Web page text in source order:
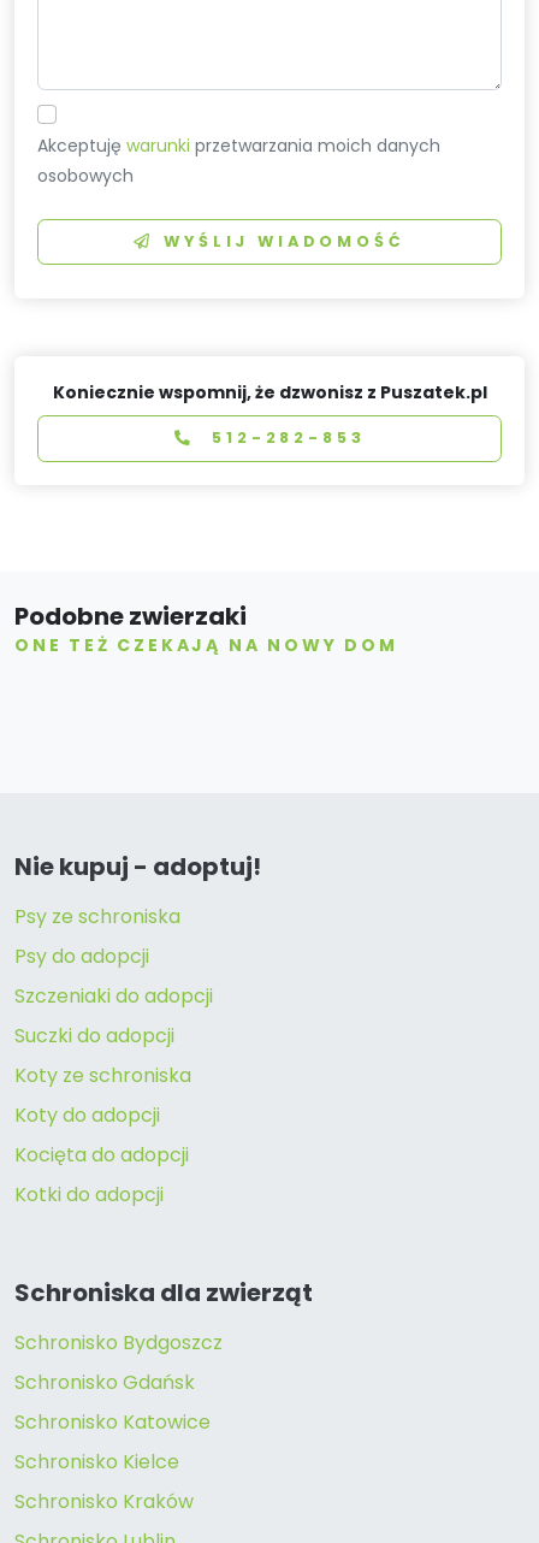
Akceptujęwarunki przetwarzania moich danych
osobowych
WYŚLIJ WIADOMOŚĆ
Koniecznie wspomnij, że dzwonisz z Puszatek.pl
512-282-853
Podobne zwierzaki
ONE TEŻ CZEKAJĄ NA NOWY DOM
Nie kupuj - adoptuj!
Psy ze schroniska
Psy do adopcji
Szczeniaki do adopcji
Suczki do adopcji
Koty ze schroniska
Koty do adopcji
Kocięta do adopcji
Kotki do adopcji
Schroniska dla zwierząt
Schronisko Bydgoszcz
Schronisko Gdańsk
Schronisko Katowice
Schronisko Kielce
Schronisko Kraków